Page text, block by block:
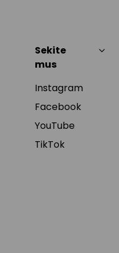
Sekite
mus
Instagram
Facebook
YouTube
TikTok